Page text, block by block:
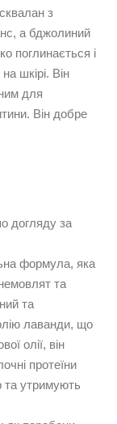
з
а бджолиний
поглинається і
шкірі. Він
для
Він добре
догляду за
формула, яка
та
та
лаванди, що
олії, він
протеїни
та утримують